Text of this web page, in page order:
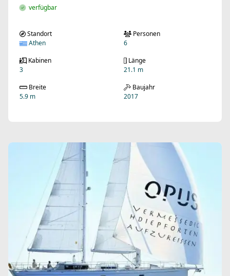
verfügbar
Standort
Athen
Personen
6
Kabinen
3
Länge
21.1 m
Breite
5.9 m
Baujahr
2017